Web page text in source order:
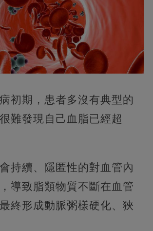
初期，患者多沒有典型的
難發現自己血脂已經超
持續、隱匿性的對血管內
導致脂類物質不斷在血管
終形成動脈粥樣硬化、狹